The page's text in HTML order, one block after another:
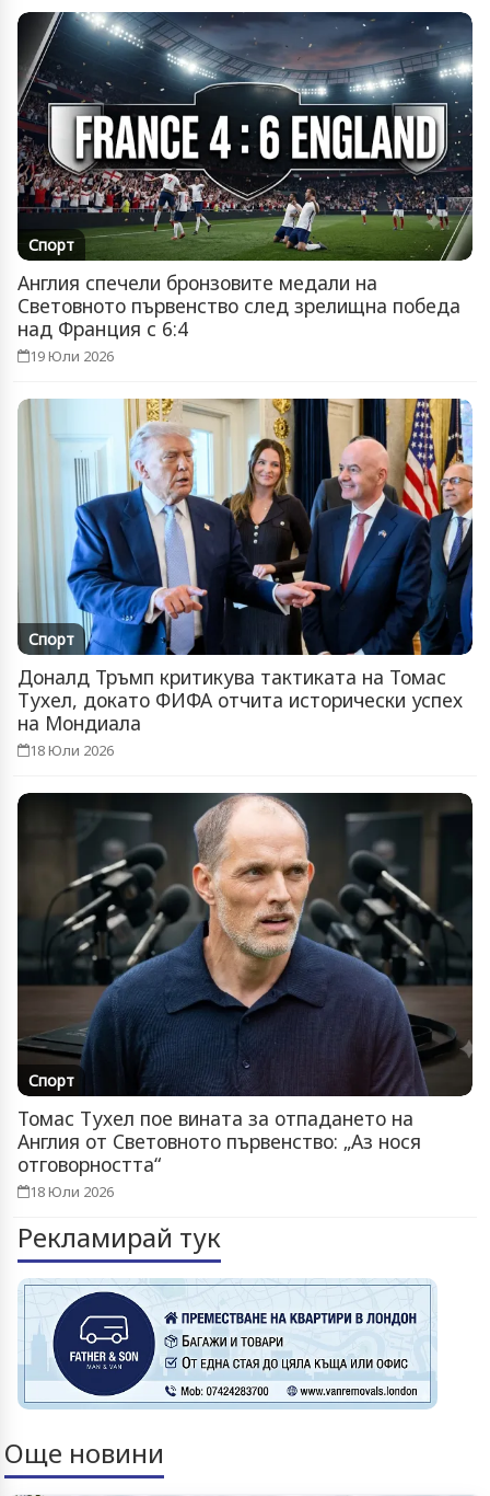
Спорт
Англия спечели бронзовите медали на
Световното първенство след зрелищна победа
над Франция с 6:4
19 Юли 2026
Спорт
Доналд Тръмп критикува тактиката на Томас
Тухел, докато ФИФА отчита исторически успех
на Мондиала
18 Юли 2026
Спорт
Томас Тухел пое вината за отпадането на
Англия от Световното първенство: „Аз нося
отговорността“
18 Юли 2026
Рекламирай тук
Още новини